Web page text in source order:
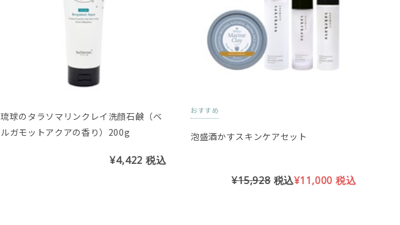
琉球のタラソマリンクレイ洗顔石鹸（ベ
ルガモットアクアの香り）200g
¥4,422税込
おすすめ
泡盛酒かすスキンケアセット
¥15,928 税込¥11,000税込